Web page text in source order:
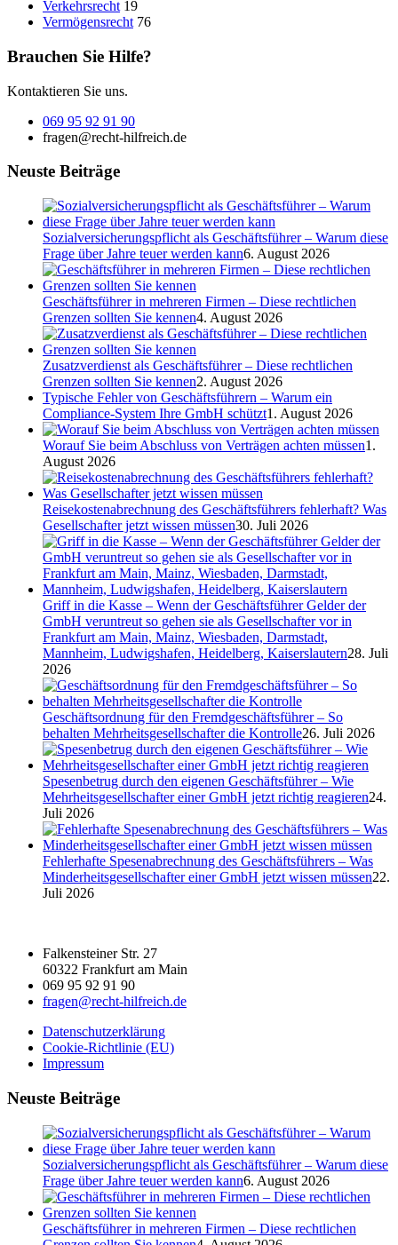
Verkehrsrecht 19
Vermögensrecht 76
Brauchen Sie Hilfe?
Kontaktieren Sie uns.
069 95 92 91 90
fragen@recht-hilfreich.de
Neuste Beiträge
Sozialversicherungspflicht als Geschäftsführer – Warum diese
Frage über Jahre teuer werden kann6. August 2026
Geschäftsführer in mehreren Firmen – Diese rechtlichen
Grenzen sollten Sie kennen4. August 2026
Zusatzverdienst als Geschäftsführer – Diese rechtlichen
Grenzen sollten Sie kennen2. August 2026
Typische Fehler von Geschäftsführern – Warum ein
Compliance-System Ihre GmbH schützt1. August 2026
Worauf Sie beim Abschluss von Verträgen achten müssen1.
August 2026
Reisekostenabrechnung des Geschäftsführers fehlerhaft? Was
Gesellschafter jetzt wissen müssen30. Juli 2026
Griff in die Kasse – Wenn der Geschäftsführer Gelder der
GmbH veruntreut so gehen sie als Gesellschafter vor in
Frankfurt am Main, Mainz, Wiesbaden, Darmstadt,
Mannheim, Ludwigshafen, Heidelberg, Kaiserslautern28. Juli
2026
Geschäftsordnung für den Fremdgeschäftsführer – So
behalten Mehrheitsgesellschafter die Kontrolle26. Juli 2026
Spesenbetrug durch den eigenen Geschäftsführer – Wie
Mehrheitsgesellschafter einer GmbH jetzt richtig reagieren24.
Juli 2026
Fehlerhafte Spesenabrechnung des Geschäftsführers – Was
Minderheitsgesellschafter einer GmbH jetzt wissen müssen22.
Juli 2026
Falkensteiner Str. 27
60322 Frankfurt am Main
069 95 92 91 90
fragen@recht-hilfreich.de
Datenschutzerklärung
Cookie-Richtlinie (EU)
Impressum
Neuste Beiträge
Sozialversicherungspflicht als Geschäftsführer – Warum diese
Frage über Jahre teuer werden kann6. August 2026
Geschäftsführer in mehreren Firmen – Diese rechtlichen